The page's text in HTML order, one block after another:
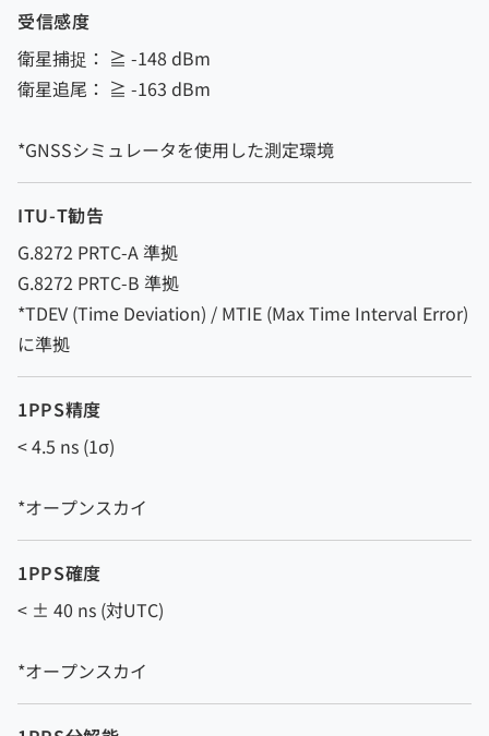
受信感度
衛星捕捉： ≧ -148 dBm
衛星追尾： ≧ -163 dBm
*GNSSシミュレータを使用した測定環境
ITU-T勧告
G.8272 PRTC-A 準拠
G.8272 PRTC-B 準拠
*TDEV (Time Deviation) / MTIE (Max Time Interval Error)
に準拠
1PPS精度
< 4.5 ns (1σ)
*オープンスカイ
1PPS確度
< ± 40 ns (対UTC)
*オープンスカイ